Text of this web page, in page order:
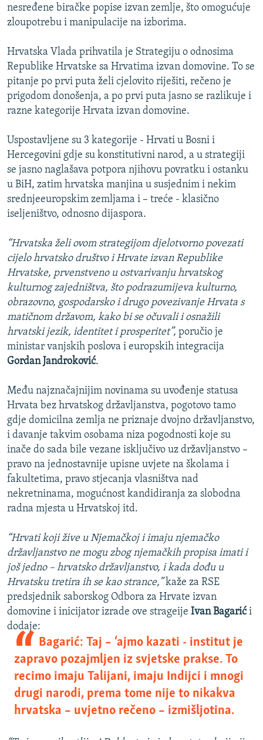
nesređene biračke popise izvan zemlje, što omogućuje
zloupotrebu i manipulacije na izborima.
Hrvatska Vlada prihvatila je Strategiju o odnosima
Republike Hrvatske sa Hrvatima izvan domovine. To se
pitanje po prvi puta želi cjelovito riješiti, rečeno je
prigodom donošenja, a po prvi puta jasno se razlikuje i
razne kategorije Hrvata izvan domovine.
Uspostavljene su 3 kategorije - Hrvati u Bosni i
Hercegovini gdje su konstitutivni narod, a u strategiji
se jasno naglašava potpora njihovu povratku i ostanku
u BiH, zatim hrvatska manjina u susjednim i nekim
srednjeeuropskim zemljama i – treće - klasično
iseljeništvo, odnosno dijaspora.
“Hrvatska želi ovom strategijom djelotvorno povezati
cijelo hrvatsko društvo i Hrvate izvan Republike
Hrvatske, prvenstveno u ostvarivanju hrvatskog
kulturnog zajedništva, što podrazumijeva kulturno,
obrazovno, gospodarsko i drugo povezivanje Hrvata s
matičnom državom, kako bi se očuvali i osnažili
hrvatski jezik, identitet i prosperitet”, poručio je
ministar vanjskih poslova i europskih integracija
Gordan Jandroković.
Među najznačajnijim novinama su uvođenje statusa
Hrvata bez hrvatskog državljanstva, pogotovo tamo
gdje domicilna zemlja ne priznaje dvojno državljanstvo,
i davanje takvim osobama niza pogodnosti koje su
inače do sada bile vezane isključivo uz državljanstvo –
pravo na jednostavnije upisne uvjete na školama i
fakultetima, pravo stjecanja vlasništva nad
nekretninama, mogućnost kandidiranja za slobodna
radna mjesta u Hrvatskoj itd.
“Hrvati koji žive u Njemačkoj i imaju njemačko
državljanstvo ne mogu zbog njemačkih propisa imati i
još jedno – hrvatsko državljanstvo, i kada dođu u
Hrvatsku tretira ih se kao strance,”kaže za RSE
predsjednik saborskog Odbora za Hrvate izvan
domovine i inicijator izrade ove strageije Ivan Bagarići
dodaje:
Bagarić: Taj – ‘ajmo kazati - institut je
zapravo pozajmljen iz svjetske prakse. To
recimo imaju Talijani, imaju Indijci i mnogi
drugi narodi, prema tome nije to nikakva
hrvatska – uvjetno rečeno – izmišljotina.